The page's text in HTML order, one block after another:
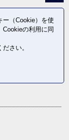
ー（Cookie）を使
の利用に同
さい。